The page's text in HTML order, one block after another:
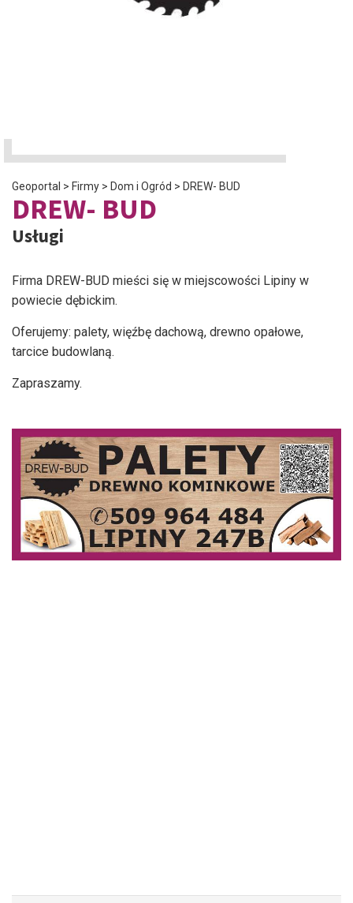
Geoportal > Firmy > Dom i Ogród > DREW- BUD
DREW- BUD
Usługi
Firma DREW-BUD mieści się w miejscowości Lipiny w
powiecie dębickim.
Oferujemy: palety, więźbę dachową, drewno opałowe,
tarcice budowlaną.
Zapraszamy.